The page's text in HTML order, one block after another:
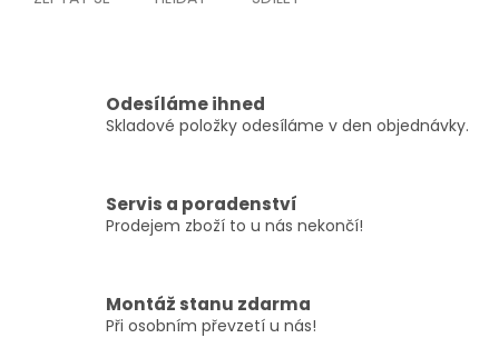
Odesíláme ihned
Skladové položky odesíláme v den objednávky.
Servis a poradenství
Prodejem zboží to u nás nekončí!
Montáž stanu zdarma
Při osobním převzetí u nás!